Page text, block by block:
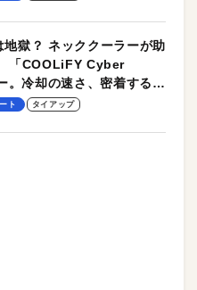
地獄？ ネッククーラーが助
「COOLiFY Cyber
。冷却の速さ、密着する冷
プルな操作性がグッド！
ト タイアップ